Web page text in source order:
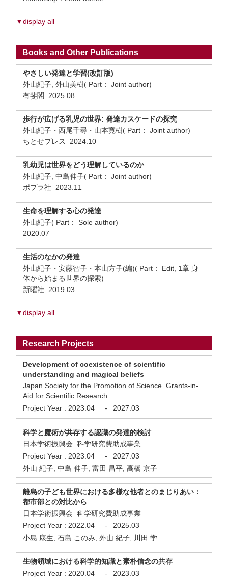
▼display all
Books and Other Publications
やさしい発達と学習(改訂版)
外山紀子, 外山美樹( Part： Joint author)
有斐閣 2025.08
歩行が広げる乳児の世界: 発達カスケードの探究
外山紀子・西尾千尋・山本寛樹( Part： Joint author)
ちとせプレス 2024.10
乳幼児は世界をどう理解しているのか
外山紀子, 中島伸子( Part： Joint author)
ポプラ社 2023.11
生命を理解する心の発達
外山紀子( Part： Sole author)
2020.07
生活のなかの発達
外山紀子・安藤智子・本山方子(編)( Part： Edit, 1章 身
体から始まる世界の探索)
新曜社 2019.03
▼display all
Research Projects
Development of coexistence of scientific
understanding and magical beliefs
Japan Society for the Promotion of Science Grants-in-
Aid for Scientific Research
Project Year : 2023.04 - 2027.03
科学と魔術が共存する認識の発達的検討
日本学術振興会 科学研究費助成事業
Project Year : 2023.04 -
2027.03
外山 紀子, 中島 伸子, 富田 昌平, 高橋 京子
離島の子ども世界における多様な他者とのまじりあい：
都市部との対比から
日本学術振興会 科学研究費助成事業
Project Year : 2022.04 -
2025.03
小島 康生, 石島 このみ, 外山 紀子, 川田 学
生物領域における科学的知識と素朴信念の共存
Project Year : 2020.04 -
2023.03